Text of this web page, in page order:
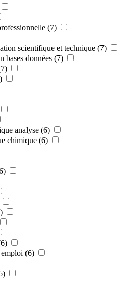
(7)
scientifique et technique (7)
bases données (7)
analyse (6)
chimique (6)
(6)